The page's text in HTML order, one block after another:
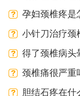
孕妇颈椎疼是
小针刀治疗颈
得了颈椎病头
颈椎痛很严重
胆结石疼在什